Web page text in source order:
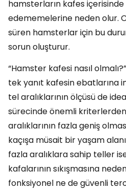
hamsterların kafes
edememelerine neden olur.
süren hamsterlar için bu
sorun oluşturur.
“Hamster kafesi nasıl
tek yanıt kafesin ebatlarına
tel aralıklarının ölçüsü de
sürecinde önemli
aralıklarının fazla geniş
kaçışa müsait bir yaşam
fazla aralıklara sahip teller
kafalarının sıkışmasına
fonksiyonel ne de güvenli